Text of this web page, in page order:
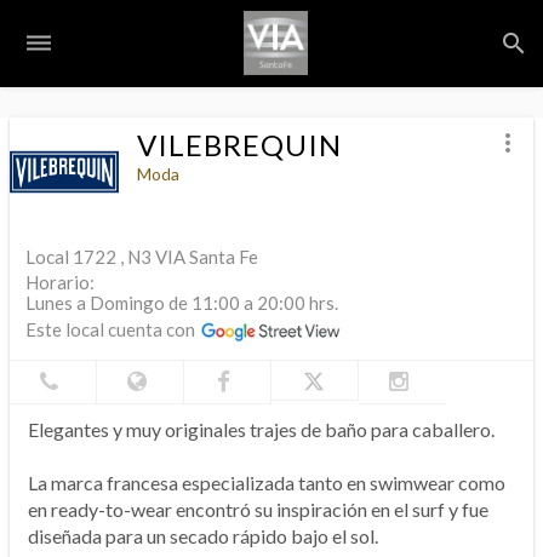
dehaze search
more_vert
VILEBREQUIN
Moda
Local 1722 , N3 VIA Santa Fe
Horario:
Lunes a Domingo de 11:00 a 20:00 hrs.
Este local cuenta con
Elegantes y muy originales trajes de baño para caballero.
La marca francesa especializada tanto en swimwear como
en ready-to-wear encontró su inspiración en el surf y fue
diseñada para un secado rápido bajo el sol.